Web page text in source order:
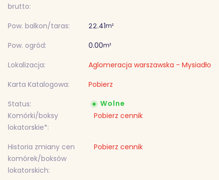
brutto:
Pow. balkon/taras: 22.41m²
Pow. ogród: 0.00m²
Lokalizacja:
Aglomeracja warszawska - Mysiadło
Karta Katalogowa:
Pobierz
Status:
Wolne
Komórki/boksy
lokatorskie*:
Pobierz cennik
Historia zmiany cen
komórek/boksów
lokatorskich:
Pobierz cennik